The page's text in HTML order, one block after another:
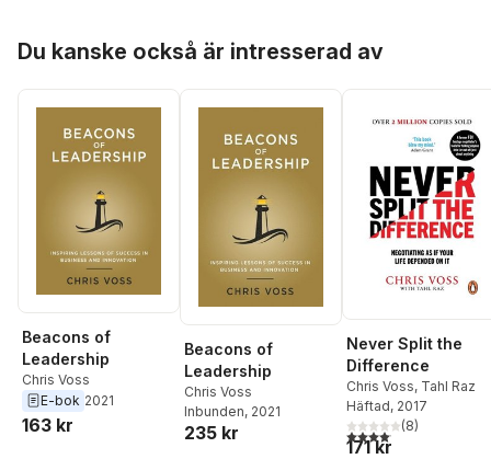
Du kanske också är intresserad av
Beacons of
Leadership
Chris Voss
E-bok 2021
163 kr
Beacons of
Leadership
Chris Voss
Inbunden, 2021
235 kr
Never Split the
Difference
Chris Voss, Tahl Raz
Häftad, 2017
4,1utav 5 stjärnor.
(8)
171 kr